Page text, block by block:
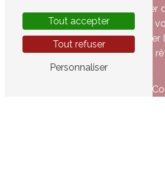
de vous accompagner
étape importante de
de vous aider à trouver
mariage de vos
Tout accepter
Tout refuser
Personnaliser